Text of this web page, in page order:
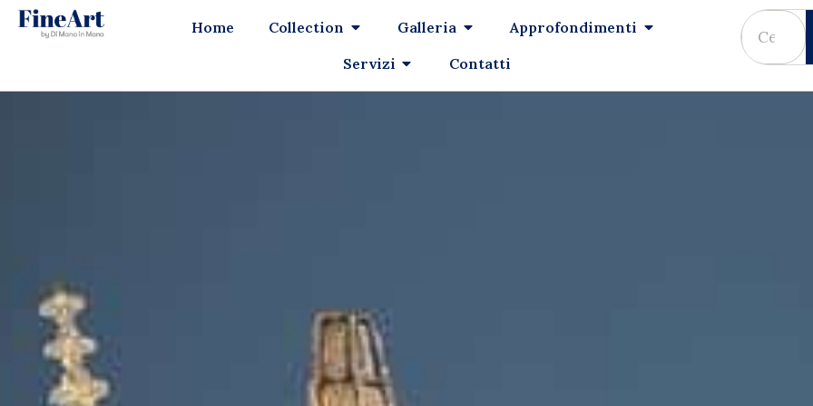
Home Collection Galleria
Approfondimenti
Servizi
Contatti